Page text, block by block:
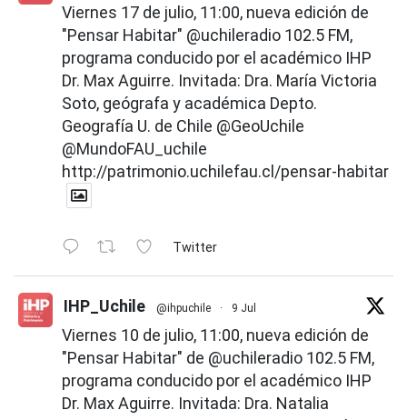
Viernes 17 de julio, 11:00, nueva edición de
"Pensar Habitar" @uchileradio 102.5 FM,
programa conducido por el académico IHP
Dr. Max Aguirre. Invitada: Dra. María Victoria
Soto, geógrafa y académica Depto.
Geografía U. de Chile @GeoUchile
@MundoFAU_uchile
http://patrimonio.uchilefau.cl/pensar-habitar
Twitter
IHP_Uchile @ihpuchile · 9 Jul
Viernes 10 de julio, 11:00, nueva edición de
"Pensar Habitar" de @uchileradio 102.5 FM,
programa conducido por el académico IHP
Dr. Max Aguirre. Invitada: Dra. Natalia